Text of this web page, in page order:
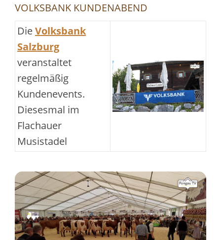
VOLKSBANK KUNDENABEND
DieVolksbank
Salzburg
veranstaltet
regelmäßig
Kundenevents.
Diesesmal im
Flachauer
Musistadel